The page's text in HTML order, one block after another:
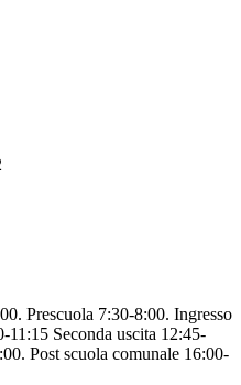
Prescuola 7:30-8:00. Ingresso
11:15 Seconda uscita 12:45-
Post scuola comunale 16:00-